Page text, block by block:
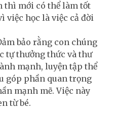
thì mới có thể làm tốt
việc học là việc cả đời
bảo rằng con chúng
tự thưởng thức và thư
mạnh, luyện tập thể
góp phần quan trọng
mạnh mẽ. Việc này
từ bé.